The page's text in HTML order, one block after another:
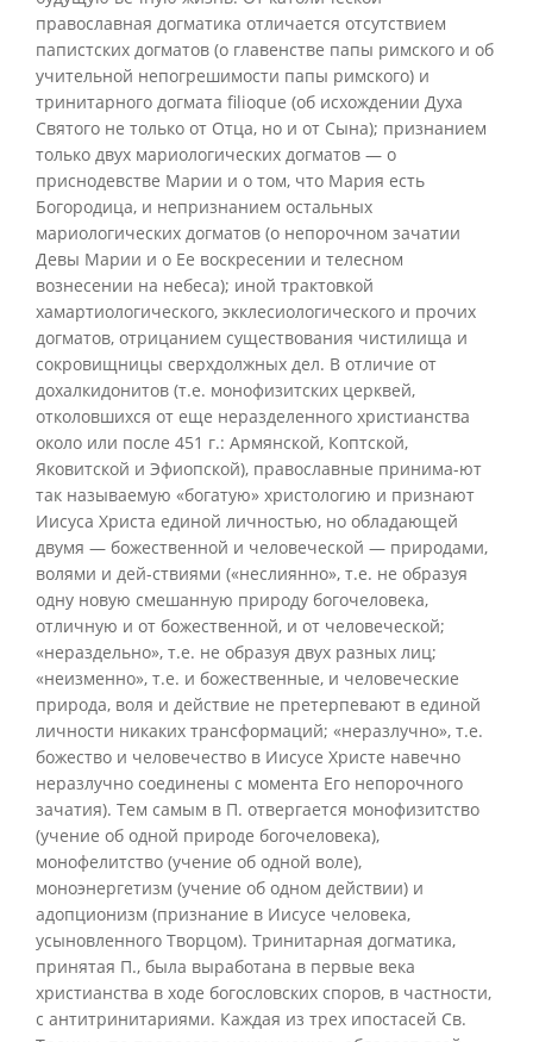
православная догматика отличается отсутствием
папистских догматов (о главенстве папы римского и об
учительной непогрешимости папы римского) и
тринитарного догмата filioque (об исхождении Духа
Святого не только от Отца, но и от Сына); признанием
только двух мариологических догматов — о
приснодевстве Марии и о том, что Мария есть
Богородица, и непризнанием остальных
мариологических догматов (о непорочном зачатии
Девы Марии и о Ее воскресении и телесном
вознесении на небеса); иной трактовкой
хамартиологического, экклесиологического и прочих
догматов, отрицанием существования чистилища и
сокровищницы сверхдолжных дел. В отличие от
дохалкидонитов (т.е. монофизитских церквей,
отколовшихся от еще неразделенного христианства
около или после 451 г.: Армянской, Коптской,
Яковитской и Эфиопской), православные принима-ют
так называемую «богатую» христологию и признают
Иисуса Христа единой личностью, но обладающей
двумя — божественной и человеческой — природами,
волями и дей-ствиями («неслиянно», т.е. не образуя
одну новую смешанную природу богочеловека,
отличную и от божественной, и от человеческой;
«нераздельно», т.е. не образуя двух разных лиц;
«неизменно», т.е. и божественные, и человеческие
природа, воля и действие не претерпевают в единой
личности никаких трансформаций; «неразлучно», т.е.
божество и человечество в Иисусе Христе навечно
неразлучно соединены с момента Его непорочного
зачатия). Тем самым в П. отвергается монофизитство
(учение об одной природе богочеловека),
монофелитство (учение об одной воле),
моноэнергетизм (учение об одном действии) и
адопционизм (признание в Иисусе человека,
усыновленного Творцом). Тринитарная догматика,
принятая П., была выработана в первые века
христианства в ходе богословских споров, в частности,
с антитринитариями. Каждая из трех ипостасей Св.